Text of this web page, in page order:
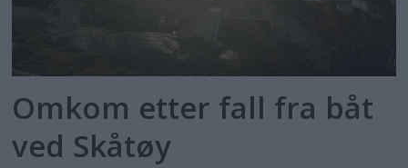
Omkom etter fall fra båt
ved Skåtøy